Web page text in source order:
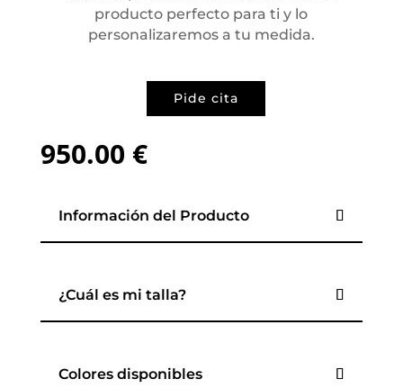
producto perfecto para ti y lo
personalizaremos a tu medida.
Pide cita
950.00 €
Información del Producto
¿Cuál es mi talla?
Colores disponibles